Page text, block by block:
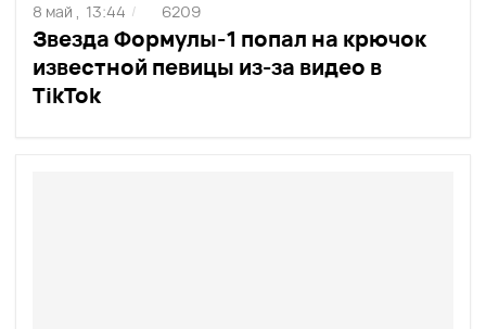
Звезда Формулы-1 попал на крючок
известной певицы из-за видео в
TikTok
8 май , 13:44 / 6209